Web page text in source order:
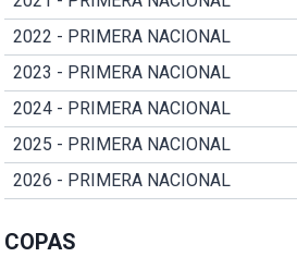
2022 - PRIMERA NACIONAL
2023 - PRIMERA NACIONAL
2024 - PRIMERA NACIONAL
2025 - PRIMERA NACIONAL
2026 - PRIMERA NACIONAL
COPAS